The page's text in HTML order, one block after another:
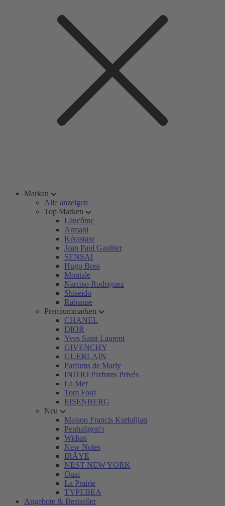
Marken
Alle anzeigen
Top Marken
Lancôme
Armani
Kérastase
Jean Paul Gaultier
SENSAI
Hugo Boss
Montale
Narciso Rodriguez
Shiseido
Rabanne
Premiummarken
CHANEL
DIOR
Yves Saint Laurent
GIVENCHY
GUERLAIN
Parfums de Marly
INITIO Parfums Privés
La Mer
Tom Ford
EISENBERG
Neu
Maison Francis Kurkdjian
Penhaligon's
Widian
New Notes
IRÄYE
NEST NEW YORK
Ouai
La Prairie
TYPEBEA
Angebote & Bestseller